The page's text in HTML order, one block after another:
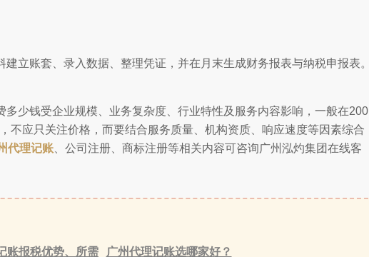
立账套、录入数据、整理凭证，并在月末生成财务报表与纳税申报表。
多少钱受企业规模、业务复杂度、行业特性及服务内容影响，一般在200
不应只关注价格，而要结合服务质量、机构资质、响应速度等因素综合
代理记账 、公司注册、商标注册等相关内容可咨询广州泓灼集团在线客
账报税优势、所需 广州代理记账选哪家好？